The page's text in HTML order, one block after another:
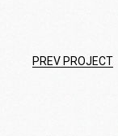
PREV PROJECT